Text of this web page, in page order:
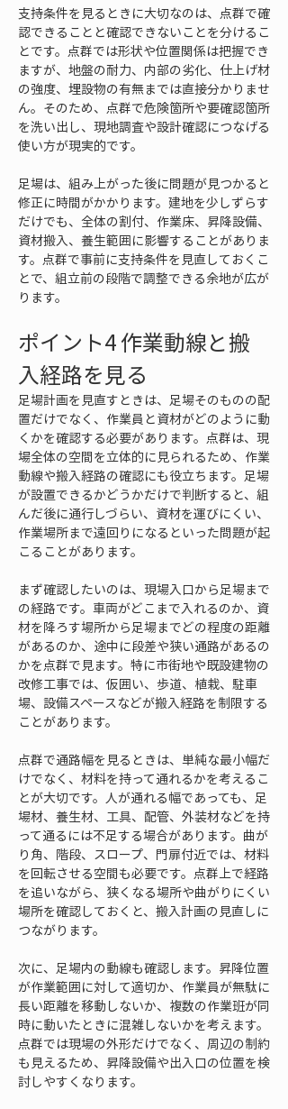
支持条件を見るときに大切なのは、点群で確
認できることと確認できないことを分けるこ
とです。点群では形状や位置関係は把握でき
ますが、地盤の耐力、内部の劣化、仕上げ材
の強度、埋設物の有無までは直接分かりませ
ん。そのため、点群で危険箇所や要確認箇所
を洗い出し、現地調査や設計確認につなげる
使い方が現実的です。
足場は、組み上がった後に問題が見つかると
修正に時間がかかります。建地を少しずらす
だけでも、全体の割付、作業床、昇降設備、
資材搬入、養生範囲に影響することがありま
す。点群で事前に支持条件を見直しておくこ
とで、組立前の段階で調整できる余地が広が
ります。
ポイント4 作業動線と搬
入経路を見る
足場計画を見直すときは、足場そのものの配
置だけでなく、作業員と資材がどのように動
くかを確認する必要があります。点群は、現
場全体の空間を立体的に見られるため、作業
動線や搬入経路の確認にも役立ちます。足場
が設置できるかどうかだけで判断すると、組
んだ後に通行しづらい、資材を運びにくい、
作業場所まで遠回りになるといった問題が起
こることがあります。
まず確認したいのは、現場入口から足場まで
の経路です。車両がどこまで入れるのか、資
材を降ろす場所から足場までどの程度の距離
があるのか、途中に段差や狭い通路があるの
かを点群で見ます。特に市街地や既設建物の
改修工事では、仮囲い、歩道、植栽、駐車
場、設備スペースなどが搬入経路を制限する
ことがあります。
点群で通路幅を見るときは、単純な最小幅だ
けでなく、材料を持って通れるかを考えるこ
とが大切です。人が通れる幅であっても、足
場材、養生材、工具、配管、外装材などを持
って通るには不足する場合があります。曲が
り角、階段、スロープ、門扉付近では、材料
を回転させる空間も必要です。点群上で経路
を追いながら、狭くなる場所や曲がりにくい
場所を確認しておくと、搬入計画の見直しに
つながります。
次に、足場内の動線も確認します。昇降位置
が作業範囲に対して適切か、作業員が無駄に
長い距離を移動しないか、複数の作業班が同
時に動いたときに混雑しないかを考えます。
点群では現場の外形だけでなく、周辺の制約
も見えるため、昇降設備や出入口の位置を検
討しやすくなります。